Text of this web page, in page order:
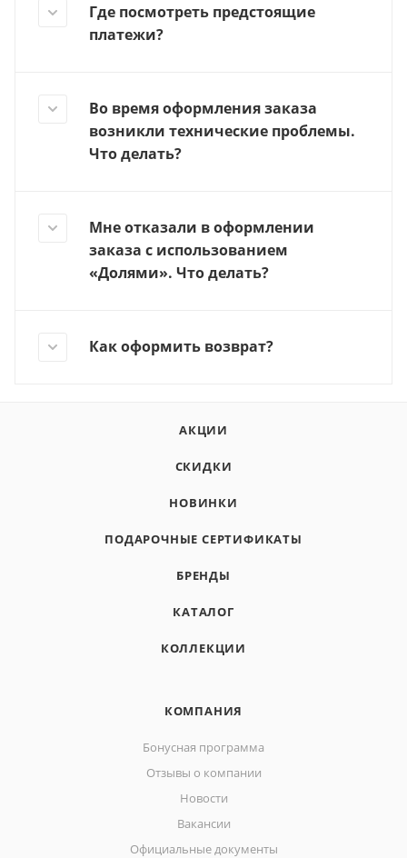
Где посмотреть предстоящие
платежи?
Во время оформления заказа
возникли технические проблемы.
Что делать?
Мне отказали в оформлении
заказа с использованием
«Долями». Что делать?
Как оформить возврат?
АКЦИИ
СКИДКИ
НОВИНКИ
ПОДАРОЧНЫЕ СЕРТИФИКАТЫ
БРЕНДЫ
КАТАЛОГ
КОЛЛЕКЦИИ
КОМПАНИЯ
Бонусная программа
Отзывы о компании
Новости
Вакансии
Официальные документы